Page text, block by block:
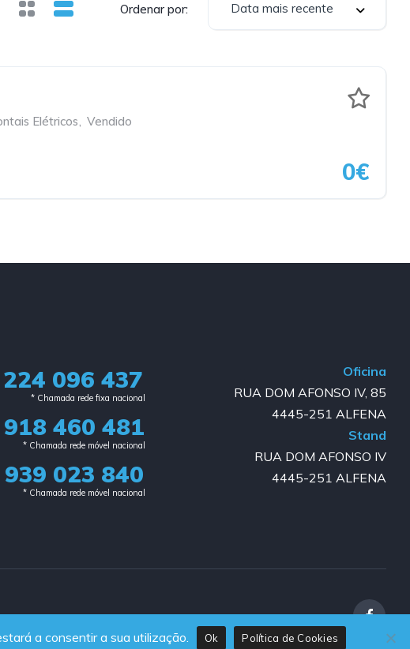
Ordenar por: Data mais recente
Elétricos, Vendido
0€
224 096 437
* Chamada rede fixa nacional​
918 460 481
* Chamada rede móvel nacional
939 023 840​
* Chamada rede móvel nacional
Oficina
RUA DOM AFONSO IV, 85
4445-251 ALFENA
Stand
RUA DOM AFONSO IV
4445-251 ALFENA
a consentir a sua utilização.
Ok Política de Cookies